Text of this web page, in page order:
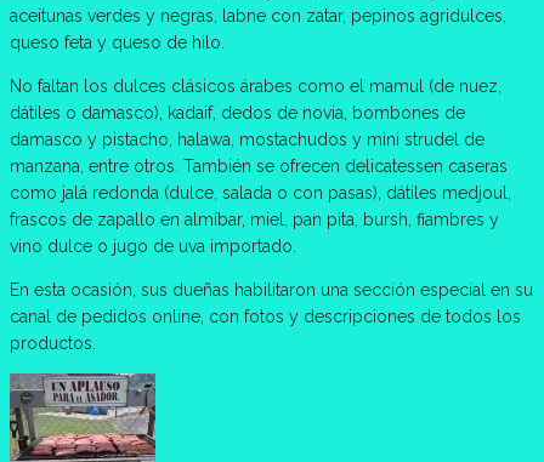
aceitunas verdes y negras, labne con zatar, pepinos agridulces,
queso feta y queso de hilo.
No faltan los dulces clásicos árabes como el mamul (de nuez,
dátiles o damasco), kadaif, dedos de novia, bombones de
damasco y pistacho, halawa, mostachudos y mini strudel de
manzana, entre otros. También se ofrecen delicatessen caseras
como jalá redonda (dulce, salada o con pasas), dátiles medjoul,
frascos de zapallo en almíbar, miel, pan pita, bursh, fiambres y
vino dulce o jugo de uva importado.
En esta ocasión, sus dueñas habilitaron una sección especial en su
canal de pedidos online, con fotos y descripciones de todos los
productos.